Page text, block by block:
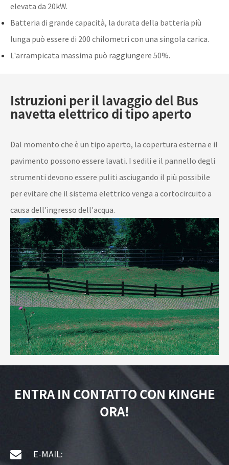
elevata da 20kW.
Batteria di grande capacità, la durata della batteria più
lunga può essere di 200 chilometri con una singola carica.
L'arrampicata massima può raggiungere 50%.
Istruzioni per il lavaggio del Bus
navetta elettrico di tipo aperto
Dal momento che è un tipo aperto, la copertura esterna e il
pavimento possono essere lavati. I sedili e il pannello degli
strumenti devono essere puliti asciugando il più possibile
per evitare che il sistema elettrico venga a cortocircuito a
causa dell'ingresso dell'acqua.
ENTRA IN CONTATTO CON KINGHE
ORA!
E-MAIL: